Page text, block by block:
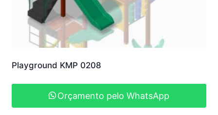
Playground KMP 0208
Orçamento pelo WhatsApp